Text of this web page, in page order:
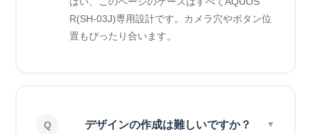
R(SH-03J)専用設計です。カメラ穴やボタン位
置もぴったり合います。
デザインの作成は難しいですか？